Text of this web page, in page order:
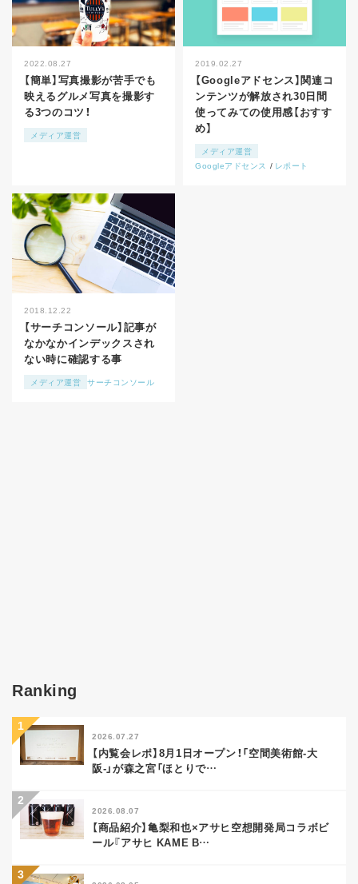
2022.08.27
【簡単】写真撮影が苦手でも
映えるグルメ写真を撮影す
る3つのコツ！
メディア運営
2019.02.27
【Googleアドセンス】関連コ
ンテンツが解放され30日間
使ってみての使用感【おすす
め】
メディア運営
Googleアドセンス
レポート
2018.12.22
【サーチコンソール】記事が
なかなかインデックスされ
ない時に確認する事
メディア運営 サーチコンソール
Ranking
2026.07.27
【内覧会レポ】8月1日オープン！「空間美術館-大
阪-」が森之宮「ほとりで…
2026.08.07
【商品紹介】亀梨和也×アサヒ空想開発局コラボビ
ール『アサヒ KAME B…